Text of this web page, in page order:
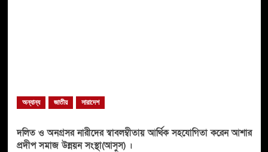
অন্যান্য জাতীয় সারাদেশ
দলিত ও অনগ্রসর নারীদের স্বাবলম্বীতায় আর্থিক সহযোগিতা করেন আশার
প্রদীপ সমাজ উন্নয়ন সংস্থা(আসুস) ।